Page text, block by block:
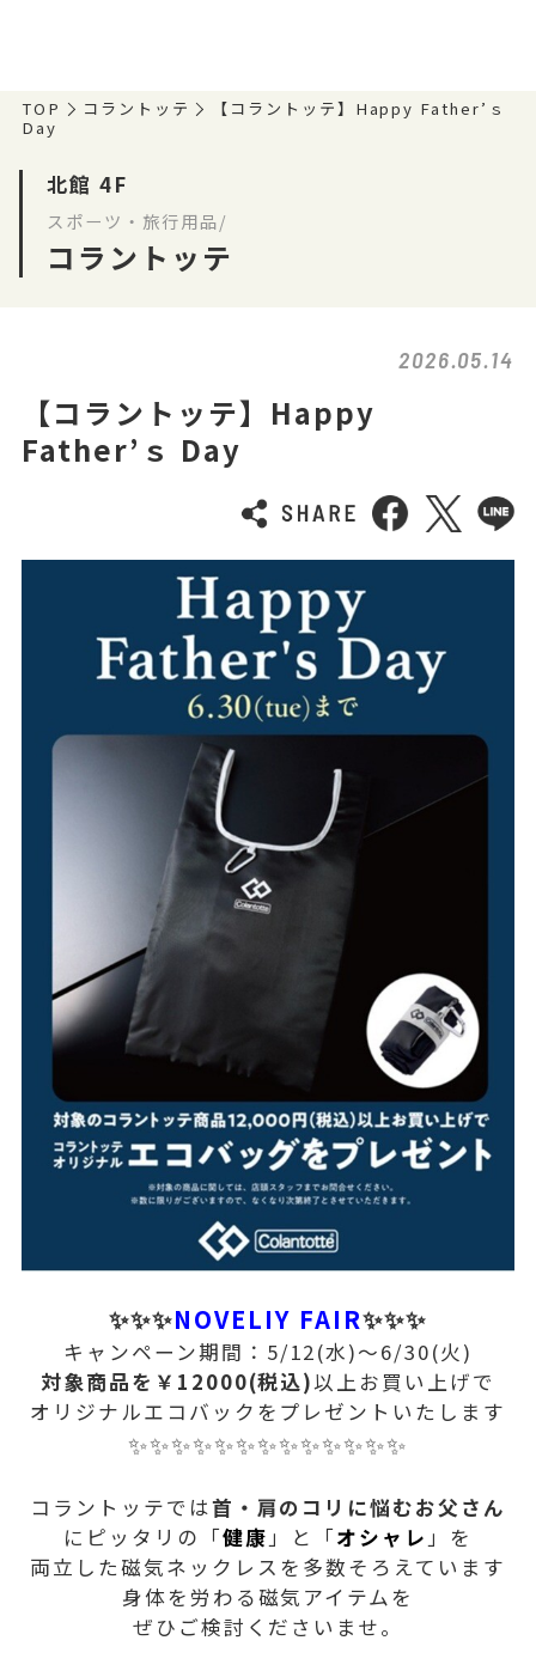
TOP コラントッテ
【コラントッテ】Happy Father’ｓ
Day
北館 4F
スポーツ・旅行用品/
コラントッテ
2026.05.14
【コラントッテ】Happy
Father’ｓ Day
✨✨✨NOVELIY FAIR✨✨✨
キャンペーン期間：5/12(水)～6/30(火)
対象商品を￥12000(税込)以上お買い上げで
オリジナルエコバックをプレゼントいたします
✨✨✨✨✨✨✨✨✨✨✨✨✨
コラントッテでは首・肩のコリに悩むお父さん
にピッタリの「健康」と「オシャレ」を
両立した磁気ネックレスを多数そろえています
身体を労わる磁気アイテムを
ぜひご検討くださいませ。